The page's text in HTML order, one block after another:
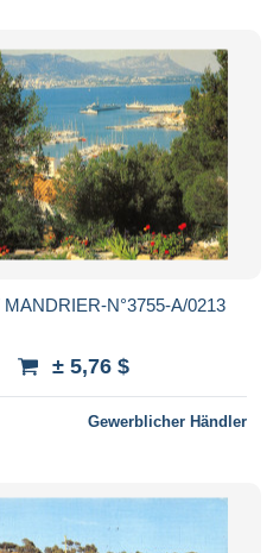
N°3755-A/0213
± 5,76 $
Gewerblicher Händler